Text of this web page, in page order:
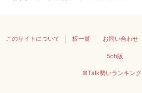
このサイトについて 板一覧 お問い合わせ
5ch版
©Talk勢いランキング